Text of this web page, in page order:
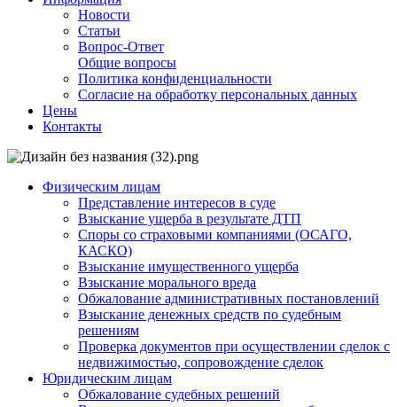
Новости
Статьи
Вопрос-Ответ
Общие вопросы
Политика конфиденциальности
Согласие на обработку персональных данных
Цены
Контакты
Физическим лицам
Представление интересов в суде
Взыскание ущерба в результате ДТП
Споры со страховыми компаниями (ОСАГО,
КАСКО)
Взыскание имущественного ущерба
Взыскание морального вреда
Обжалование административных постановлений
Взыскание денежных средств по судебным
решениям
Проверка документов при осуществлении сделок с
недвижимостью, сопровождение сделок
Юридическим лицам
Обжалование судебных решений